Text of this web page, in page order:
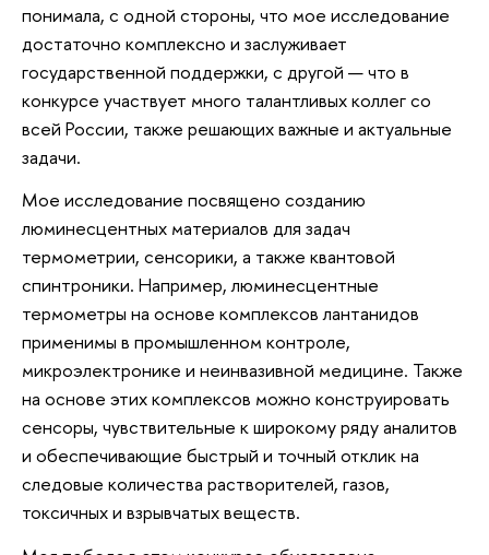
понимала, с одной стороны, что мое исследование
достаточно комплексно и заслуживает
государственной поддержки, с другой — что в
конкурсе участвует много талантливых коллег со
всей России, также решающих важные и актуальные
задачи.
Мое исследование посвящено созданию
люминесцентных материалов для задач
термометрии, сенсорики, а также квантовой
спинтроники. Например, люминесцентные
термометры на основе комплексов лантанидов
применимы в промышленном контроле,
микроэлектронике и неинвазивной медицине. Также
на основе этих комплексов можно конструировать
сенсоры, чувствительные к широкому ряду аналитов
и обеспечивающие быстрый и точный отклик на
следовые количества растворителей, газов,
токсичных и взрывчатых веществ.